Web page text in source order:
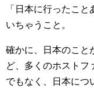
「日本に行ったこ
いちゃうこと。
確かに、日本のこと
ど、多くのホストフ
でもなく、日本につ